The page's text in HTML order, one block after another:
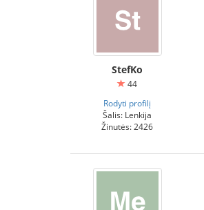
StefKo
44
Rodyti profilį
Šalis: Lenkija
Žinutės: 2426